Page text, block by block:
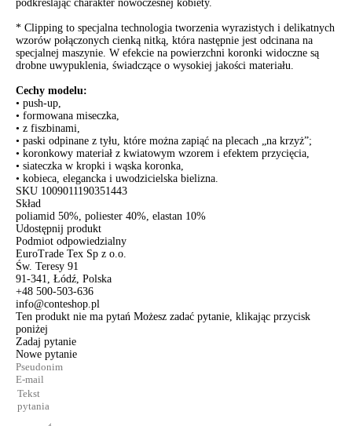
podkreślając charakter nowoczesnej kobiety.
* Clipping to specjalna technologia tworzenia wyrazistych i delikatnych
wzorów połączonych cienką nitką, która następnie jest odcinana na
specjalnej maszynie. W efekcie na powierzchni koronki widoczne są
drobne uwypuklenia, świadczące o wysokiej jakości materiału.
Cechy modelu:
• push-up,
• formowana miseczka,
• z fiszbinami,
• paski odpinane z tyłu, które można zapiąć na plecach „na krzyż”;
• koronkowy materiał z kwiatowym wzorem i efektem przycięcia,
• siateczka w kropki i wąska koronka,
• kobieca, elegancka i uwodzicielska bielizna.
SKU 1009011190351443
Skład
poliamid 50%, poliester 40%, elastan 10%
Udostępnij produkt
Podmiot odpowiedzialny
EuroTrade Tex Sp z o.o.
Św. Teresy 91
91-341, Łódź, Polska
+48 500-503-636
info@conteshop.pl
Ten produkt nie ma pytań Możesz zadać pytanie, klikając przycisk
poniżej
Zadaj pytanie
Nowe pytanie